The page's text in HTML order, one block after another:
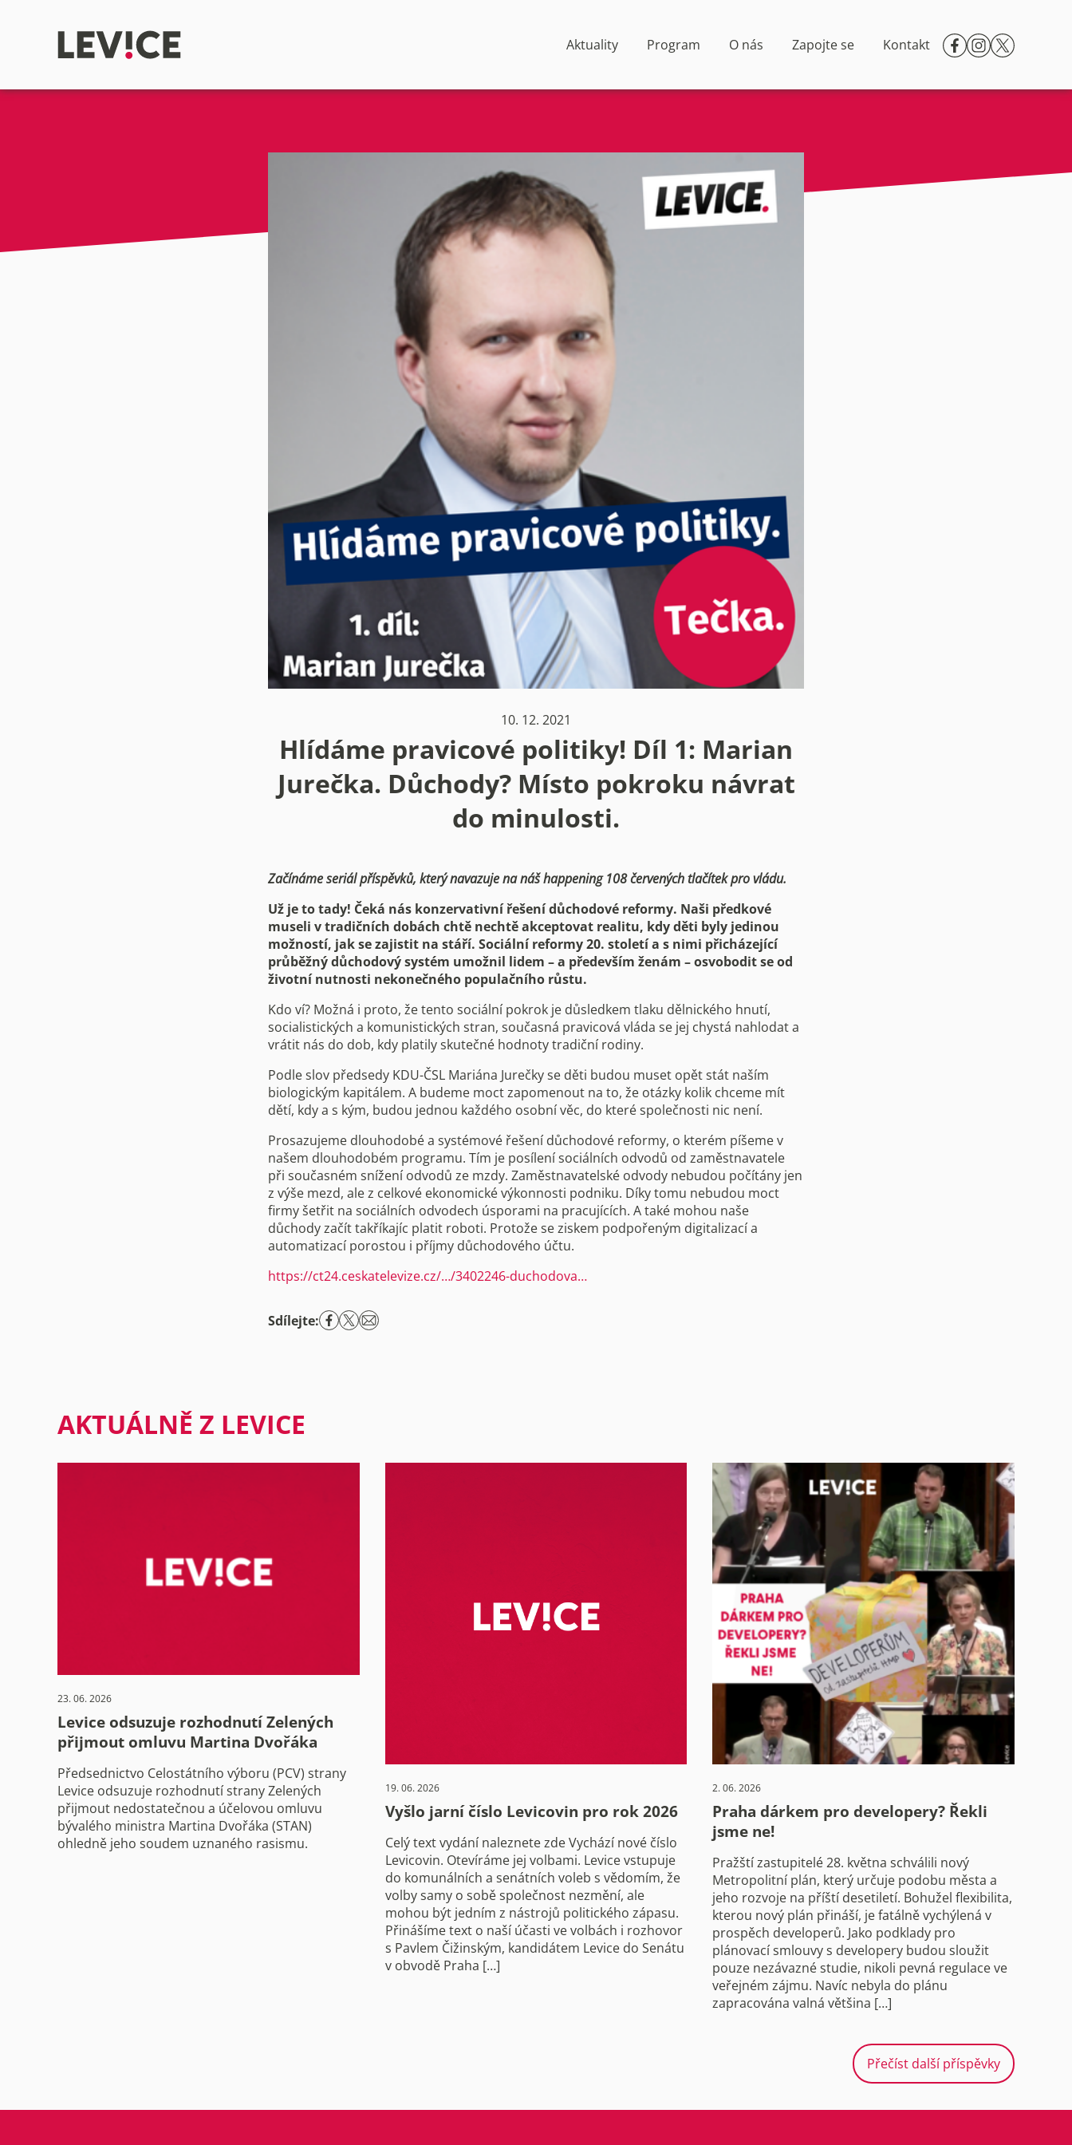
Aktuality Program O nás Zapojte se Kontakt
10. 12. 2021
Hlídáme pravicové politiky! Díl 1: Marian
Jurečka. Důchody? Místo pokroku návrat
do minulosti.
Začínáme seriál příspěvků, který navazuje na náš happening 108 červených tlačítek pro vládu.
Už je to tady! Čeká nás konzervativní řešení důchodové reformy. Naši předkové
museli v tradičních dobách chtě nechtě akceptovat realitu, kdy děti byly jedinou
možností, jak se zajistit na stáří. Sociální reformy 20. století a s nimi přicházející
průběžný důchodový systém umožnil lidem – a především ženám – osvobodit se od
životní nutnosti nekonečného populačního růstu.
Kdo ví? Možná i proto, že tento sociální pokrok je důsledkem tlaku dělnického hnutí,
socialistických a komunistických stran, současná pravicová vláda se jej chystá nahlodat a
vrátit nás do dob, kdy platily skutečné hodnoty tradiční rodiny.
Podle slov předsedy KDU-ČSL Mariána Jurečky se děti budou muset opět stát naším
biologickým kapitálem. A budeme moct zapomenout na to, že otázky kolik chceme mít
dětí, kdy a s kým, budou jednou každého osobní věc, do které společnosti nic není.
Prosazujeme dlouhodobé a systémové řešení důchodové reformy, o kterém píšeme v
našem dlouhodobém programu. Tím je posílení sociálních odvodů od zaměstnavatele
při současném snížení odvodů ze mzdy. Zaměstnavatelské odvody nebudou počítány jen
z výše mezd, ale z celkové ekonomické výkonnosti podniku. Díky tomu nebudou moct
firmy šetřit na sociálních odvodech úsporami na pracujících. A také mohou naše
důchody začít takříkajíc platit roboti. Protože se ziskem podpořeným digitalizací a
automatizací porostou i příjmy důchodového účtu.
https://ct24.ceskatelevize.cz/…/3402246-duchodova…
Sdílejte:
AKTUÁLNĚ Z LEVICE
23. 06. 2026
Levice odsuzuje rozhodnutí Zelených
přijmout omluvu Martina Dvořáka
Předsednictvo Celostátního výboru (PCV) strany
Levice odsuzuje rozhodnutí strany Zelených
přijmout nedostatečnou a účelovou omluvu
bývalého ministra Martina Dvořáka (STAN)
ohledně jeho soudem uznaného rasismu.
19. 06. 2026
Vyšlo jarní číslo Levicovin pro rok 2026
Celý text vydání naleznete zde Vychází nové číslo
Levicovin. Otevíráme jej volbami. Levice vstupuje
do komunálních a senátních voleb s vědomím, že
volby samy o sobě společnost nezmění, ale
mohou být jedním z nástrojů politického zápasu.
Přinášíme text o naší účasti ve volbách i rozhovor
s Pavlem Čižinským, kandidátem Levice do Senátu
v obvodě Praha […]
2. 06. 2026
Praha dárkem pro developery? Řekli
jsme ne!
Pražští zastupitelé 28. května schválili nový
Metropolitní plán, který určuje podobu města a
jeho rozvoje na příští desetiletí. Bohužel flexibilita,
kterou nový plán přináší, je fatálně vychýlená v
prospěch developerů. Jako podklady pro
plánovací smlouvy s developery budou sloužit
pouze nezávazné studie, nikoli pevná regulace ve
veřejném zájmu. Navíc nebyla do plánu
zapracována valná většina […]
Přečíst další příspěvky